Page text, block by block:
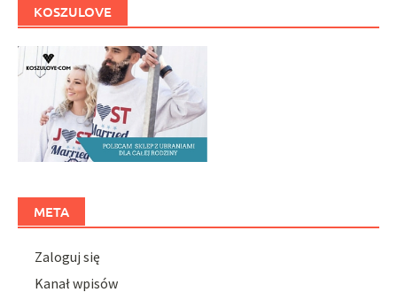
KOSZULOVE
META
Zaloguj się
Kanał wpisów